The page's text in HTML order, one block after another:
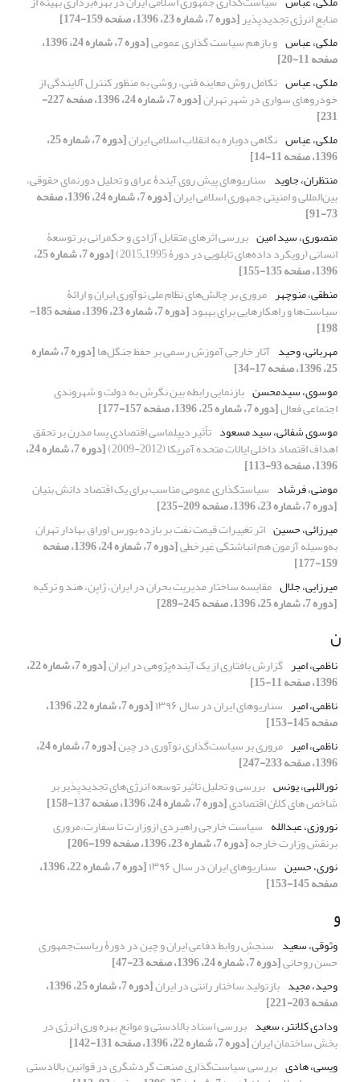
منابع انرژی تجدیدپذیر[دوره 7، شماره 23، 1396، صفحه 159-174]
ملکی، عباس و بازهم سیاست گذاری عمومی [دوره 7، شماره 24، 1396،
صفحه 11-20]
ملکی، عباس تکامل روش معاینه فنی، روشی به منظور کنترل آلایندگی از
خودروهای سواری در شهر تهران [دوره 7، شماره 24، 1396، صفحه 227-
231]
ملکی، عباس نگاهی دوباره به انقلاب اسلامی ایران [دوره 7، شماره 25،
1396، صفحه 11-14]
منتظران، جاوید سناریوهای پیشِ روی آیندۀ عراق و تحلیل دورنمای حقوقی،
بین‌المللی و امنیتی جمهوری اسلامی ایران [دوره 7، شماره 24، 1396، صفحه
73-91]
منصوری، سید امین بررسی اثرهای متقابل آزادی و حکمرانی بر توسعۀ
انسانی (رویکرد داده‌های تابلویی در دورۀ 1995ـ2015) [دوره 7، شماره 25،
1396، صفحه 135-155]
منطقی، منوچهر مروری بر چالش‌های نظام ملی نوآوری ایران و ارائۀ
سیاست‌ها و راهکارهایی برای بهبود [دوره 7، شماره 23، 1396، صفحه 185-
198]
مهربانی، وحید آثار خارجی آموزش رسمی بر حفظ جنگل‌ها [دوره 7، شماره
25، 1396، صفحه 17-34]
موسوی، سیدمحسن بازنمایی رابطه بین نگرش به دولت و شهروندی
اجتماعی فعال[دوره 7، شماره 25، 1396، صفحه 157-177]
موسوی شفائی، سید مسعود تأثیر دیپلماسی اقتصادی پسا مدرن بر تحقق
اهداف اقتصاد داخلی ایالات متحده آمریکا (2012-2009) [دوره 7، شماره 24،
1396، صفحه 93-113]
مومنی، فرشاد سیاستگذاری عمومی مناسب برای یک اقتصاد دانش بنیان
[دوره 7، شماره 23، 1396، صفحه 209-235]
میرزائی، حسین اثر تغییرات قیمت نفت بر بازده بورس اوراق بهادار تهران
به‌وسیله آزمون هم انباشتگی غیرخطی [دوره 7، شماره 24، 1396، صفحه
159-177]
میرزایی، جلال مقایسه‌ ساختار مدیریت بحران‌ در ایران، ژاپن، هند و ترکیه
[دوره 7، شماره 25، 1396، صفحه 245-289]
ن
ناظمی، امیر گزارش بافتاری از یک آینده‌پژوهی در ایران [دوره 7، شماره 22،
1396، صفحه 11-15]
ناظمی، امیر سناریوهای ایران در سال ۱۳۹۶ [دوره 7، شماره 22، 1396،
صفحه 145-153]
ناظمی، امیر مروری بر سیاست‌گذاری نوآوری در چین [دوره 7، شماره 24،
1396، صفحه 233-247]
نوراللهی، یونس بررسی و تحلیل تاثیر توسعه انرژی‌های تجدیدپذیر بر
شاخص های کلان اقتصادی[دوره 7، شماره 24، 1396، صفحه 137-158]
نوروزی، عبدالله سیاست خارجی راهبردی ازوزارت تا سفارت،مروری
برنقش وزارت خارجه[دوره 7، شماره 23، 1396، صفحه 199-206]
نوری، حسین سناریوهای ایران در سال ۱۳۹۶ [دوره 7، شماره 22، 1396،
صفحه 145-153]
و
وثوقی، سعید سنجشِ روابط دفاعیِ ایران و چین در دورۀ ریاست‌جمهوری
حسن روحانی[دوره 7، شماره 24، 1396، صفحه 23-47]
وحید، مجید بازتولید ساختار رانتی در ایران [دوره 7، شماره 25، 1396،
صفحه 203-221]
ودادی کلانتر، سعید بررسی اسناد بالادستی و موانع بهره وری انرژی در
بخش ساختمان ایران[دوره 7، شماره 22، 1396، صفحه 131-142]
ویسی، هادی بررسی سیاست‌گذاری صنعت گردشگری در قوانین بالادستی